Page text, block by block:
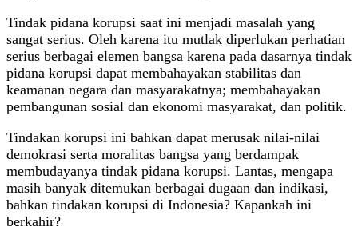
Tindak pidana korupsi saat ini menjadi masalah yang
sangat serius. Oleh karena itu mutlak diperlukan perhatian
serius berbagai elemen bangsa karena pada dasarnya tindak
pidana korupsi dapat membahayakan stabilitas dan
keamanan negara dan masyarakatnya; membahayakan
pembangunan sosial dan ekonomi masyarakat, dan politik.
Tindakan korupsi ini bahkan dapat merusak nilai-nilai
demokrasi serta moralitas bangsa yang berdampak
membudayanya tindak pidana korupsi. Lantas, mengapa
masih banyak ditemukan berbagai dugaan dan indikasi,
bahkan tindakan korupsi di Indonesia? Kapankah ini
berkahir?